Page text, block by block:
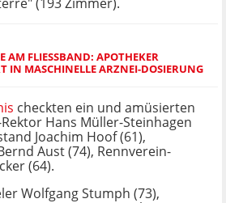
AM FLIESSBAND: APOTHEKER I
IN MASCHINELLE ARZNEI-DOSIERUNG
checkten ein und amüsierten
Hans Müller-Steinhagen
Joachim Hoof (61),
Aust (74), Rennverein-
(64).
Wolfgang Stumph (73),